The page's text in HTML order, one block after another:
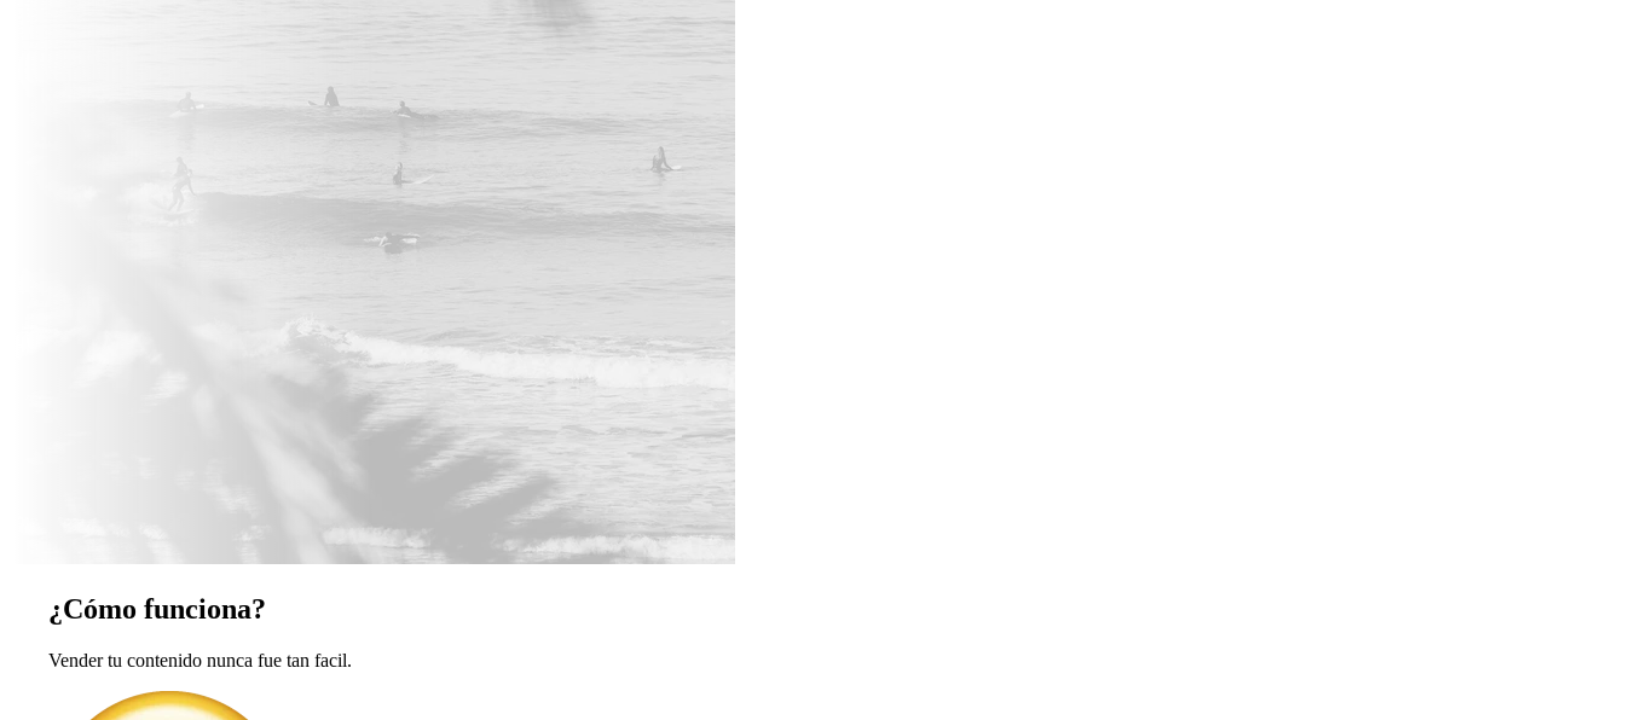
¿Cómo funciona?
Vender tu contenido nunca fue tan facil.